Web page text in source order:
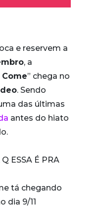
e reservem a
, a
Come” chega no
. Sendo
das últimas
antes do hiato
ESSA É PRA
tá chegando
dia 9/11